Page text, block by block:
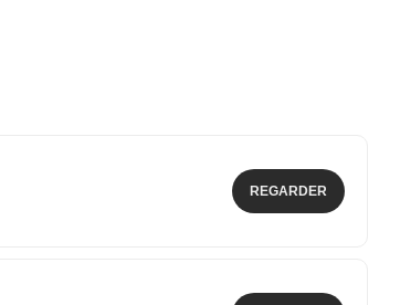
REGARDER